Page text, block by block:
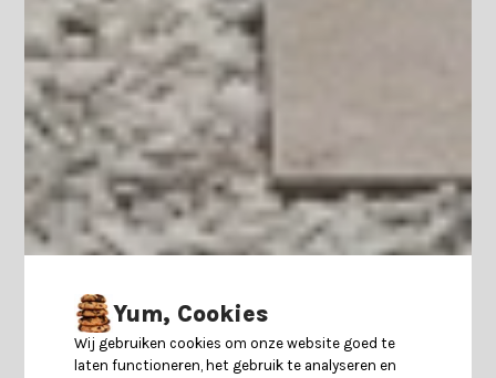
Yum, Cookies
Wij gebruiken cookies om onze website goed te
laten functioneren, het gebruik te analyseren en